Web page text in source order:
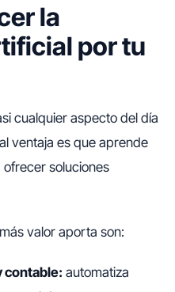
la
por tu
cualquier aspecto del día
ventaja es que aprende
soluciones
valor aporta son:
contable: automatiza